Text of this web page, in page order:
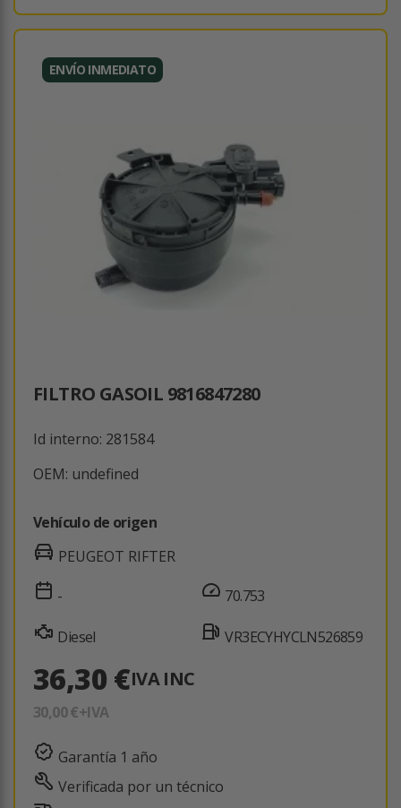
ENVÍO INMEDIATO
FILTRO GASOIL 9816847280
Id interno: 281584
OEM: undefined
Vehículo de origen
PEUGEOT RIFTER
-
Diesel
70.753
VR3ECYHYCLN526859
36,30 €IVA INC
30,00 €+IVA
Garantía 1 año
Verificada por un técnico